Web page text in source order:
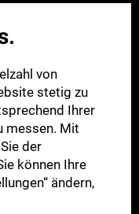
von
stetig zu
Ihrer
messen. Mit
der
können Ihre
ändern,